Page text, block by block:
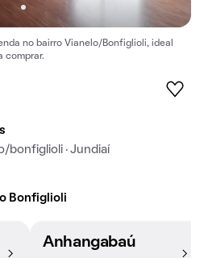
no bairro Vianelo/Bonfiglioli, ideal
comprar.
bonfiglioli · Jundiaí
Bonfiglioli
Anhangabaú